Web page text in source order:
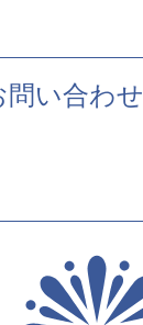
い合わせ